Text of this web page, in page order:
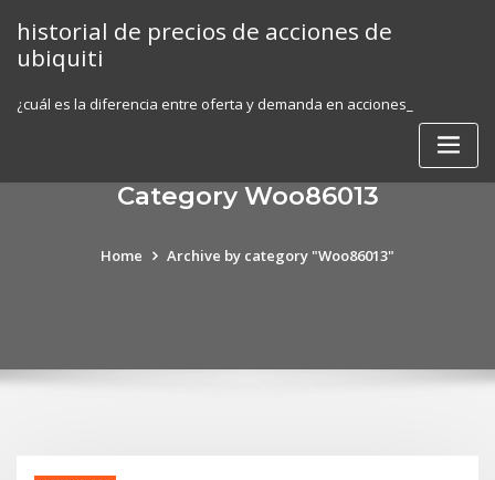
content
historial de precios de acciones de
ubiquiti
¿cuál es la diferencia entre oferta y demanda en acciones_
Category Woo86013
Home Archive by category "Woo86013"